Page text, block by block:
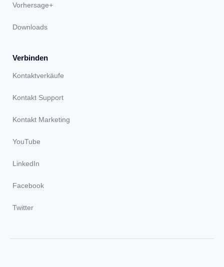
Vorhersage+
Downloads
Verbinden
Kontaktverkäufe
Kontakt Support
Kontakt Marketing
YouTube
LinkedIn
Facebook
Twitter